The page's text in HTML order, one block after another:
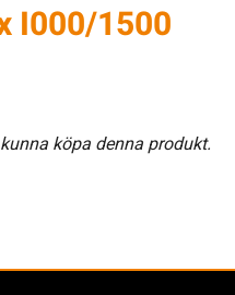
I000/1500
köpa denna produkt.